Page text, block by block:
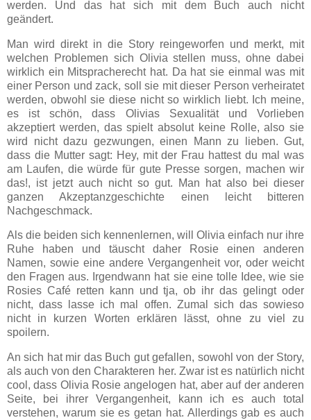
werden. Und das hat sich mit dem Buch auch nicht
geändert.
Man wird direkt in die Story reingeworfen und merkt, mit
welchen Problemen sich Olivia stellen muss, ohne dabei
wirklich ein Mitspracherecht hat. Da hat sie einmal was mit
einer Person und zack, soll sie mit dieser Person verheiratet
werden, obwohl sie diese nicht so wirklich liebt. Ich meine,
es ist schön, dass Olivias Sexualität und Vorlieben
akzeptiert werden, das spielt absolut keine Rolle, also sie
wird nicht dazu gezwungen, einen Mann zu lieben. Gut,
dass die Mutter sagt: Hey, mit der Frau hattest du mal was
am Laufen, die würde für gute Presse sorgen, machen wir
das!, ist jetzt auch nicht so gut. Man hat also bei dieser
ganzen Akzeptanzgeschichte einen leicht bitteren
Nachgeschmack.
Als die beiden sich kennenlernen, will Olivia einfach nur ihre
Ruhe haben und täuscht daher Rosie einen anderen
Namen, sowie eine andere Vergangenheit vor, oder weicht
den Fragen aus. Irgendwann hat sie eine tolle Idee, wie sie
Rosies Café retten kann und tja, ob ihr das gelingt oder
nicht, dass lasse ich mal offen. Zumal sich das sowieso
nicht in kurzen Worten erklären lässt, ohne zu viel zu
spoilern.
An sich hat mir das Buch gut gefallen, sowohl von der Story,
als auch von den Charakteren her. Zwar ist es natürlich nicht
cool, dass Olivia Rosie angelogen hat, aber auf der anderen
Seite, bei ihrer Vergangenheit, kann ich es auch total
verstehen, warum sie es getan hat. Allerdings gab es auch